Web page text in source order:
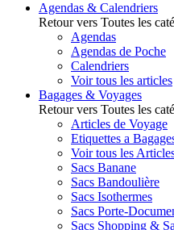
Agendas & Calendriers
Retour vers Toutes les
Agendas
Agendas de Poche
Calendriers
Voir tous les articles
Bagages & Voyages
Retour vers Toutes les
Articles de Voyage
Etiquettes a
Voir tous les
Sacs Banane
Sacs Bandoulière
Sacs Isothermes
Sacs Porte-
Sacs Shopping &